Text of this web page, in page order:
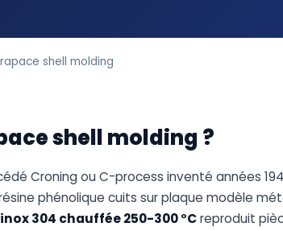
shell molding
shell molding ?
Croning ou C-process inventé années
phénolique cuits sur plaque modèle
304 chauffée 250-300 °Creproduit